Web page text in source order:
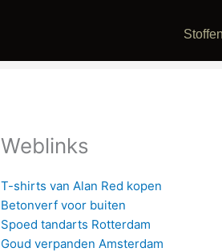
Stoffen
Weblinks
T-shirts van Alan Red kopen
Betonverf voor buiten
Spoed tandarts Rotterdam
Goud verpanden Amsterdam